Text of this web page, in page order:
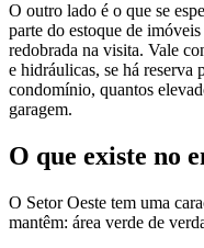
O outro lado é o que se
parte do estoque de
redobrada na visita. Vale
e hidráulicas, se há reserva
condomínio, quantos
garagem.
O que existe no
O Setor Oeste tem uma
mantêm: área verde de